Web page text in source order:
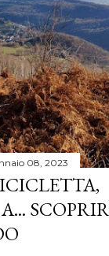
08, 2023